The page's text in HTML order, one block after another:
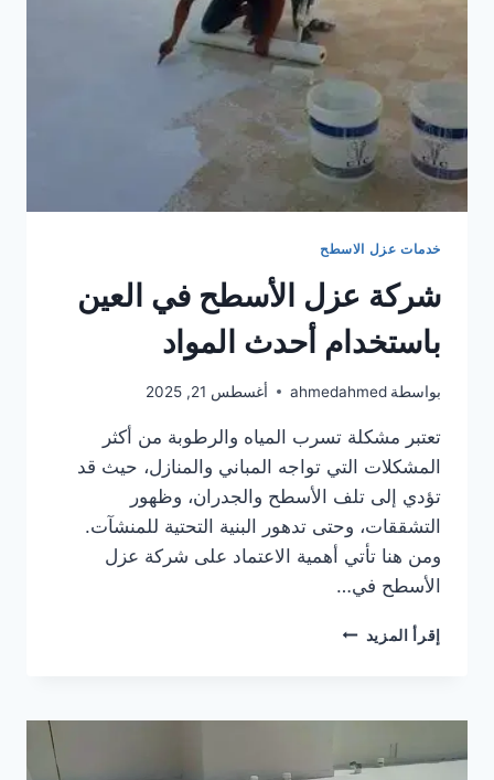
خدمات عزل الاسطح
شركة عزل الأسطح في العين
باستخدام أحدث المواد
بواسطة ahmedahmed أغسطس 21, 2025
تعتبر مشكلة تسرب المياه والرطوبة من أكثر
المشكلات التي تواجه المباني والمنازل، حيث قد
تؤدي إلى تلف الأسطح والجدران، وظهور
التشققات، وحتى تدهور البنية التحتية للمنشآت.
ومن هنا تأتي أهمية الاعتماد على شركة عزل
الأسطح في…
إقرأ المزيد شركة
العين
أحدث